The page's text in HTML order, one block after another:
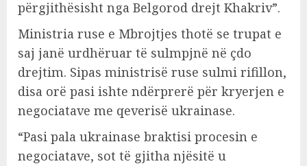
përgjithësisht nga Belgorod drejt Khakriv”.
Ministria ruse e Mbrojtjes thotë se trupat e
saj janë urdhëruar të sulmpjnë në çdo
drejtim. Sipas ministrisë ruse sulmi rifillon,
disa orë pasi ishte ndërprerë për kryerjen e
negociatave me qeverisë ukrainase.
“Pasi pala ukrainase braktisi procesin e
negociatave, sot të gjitha njësitë u